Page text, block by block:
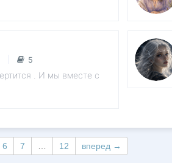
5
. И мы вместе с
6 7 12 вперед →